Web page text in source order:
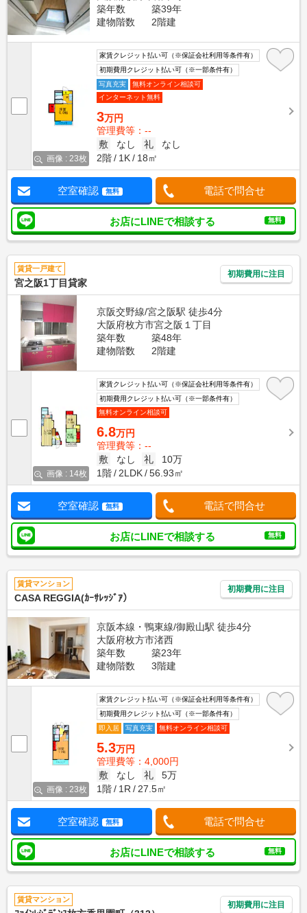
築年数
築39年
建物階数
2階建
画像 : 23枚
家賃クレジット払い可（※保証会社利用等条件有）
初期費用クレジット払い可（※一部条件有）
写真充実
無料オンライン相談可
インターネット無料
3万円
管理費等：--
敷
なし 礼
なし
2階
1K 18㎡
空室確認 無料 電話で問合せ
お店にLINEで相談する 無料
賃貸一戸建て
宮之阪1丁目貸家
初期費用に注目
京阪交野線/宮之阪駅 徒歩4分
大阪府枚方市宮之阪１丁目
築年数
築48年
建物階数
2階建
画像 : 14枚
家賃クレジット払い可（※保証会社利用等条件有）
初期費用クレジット払い可（※一部条件有）
無料オンライン相談可
6.8万円
管理費等：--
敷
なし 礼
10万
1階
2LDK 56.93㎡
空室確認 無料 電話で問合せ
お店にLINEで相談する 無料
賃貸マンション
CASA REGGIA(ｶｰｻﾚｯｼﾞｱ）
初期費用に注目
京阪本線・鴨東線/御殿山駅 徒歩4分
大阪府枚方市渚西
築年数
築23年
建物階数
3階建
画像 : 23枚
家賃クレジット払い可（※保証会社利用等条件有）
初期費用クレジット払い可（※一部条件有）
即入居
写真充実 無料オンライン相談可
5.3万円
管理費等：4,000円
敷
なし 礼
5万
1階
1R 27.5㎡
空室確認 無料 電話で問合せ
お店にLINEで相談する 無料
賃貸マンション
初期費用に注目